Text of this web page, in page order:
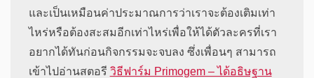
และเป็นเหมือนค่าประมาณการว่าเราจะต้องเติมเท่า
ไหร่หรือต้องสะสมอีกเท่าไหร่เพื่อให้ได้ตัวละครที่เรา
อยากได้ทันก่อนกิจกรรมจะจบลง ซึ่งเพื่อนๆ สามารถ
เข้าไปอ่านสตอรี วิธีฟาร์ม Primogem – ได้อธิษฐาน